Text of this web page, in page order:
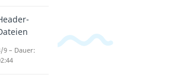
9 – Dauer: